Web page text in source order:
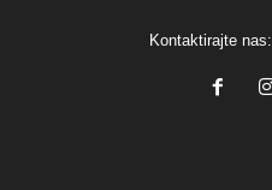
Kontaktirajte nas: